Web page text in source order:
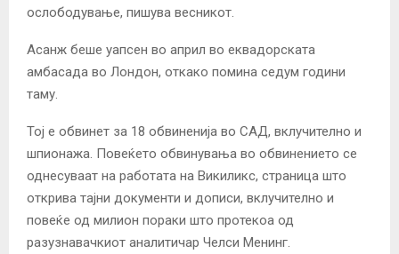
ослободување, пишува весникот.
Асанж беше уапсен во април во еквадорската
амбасада во Лондон, откако помина седум години
таму.
Тој е обвинет за 18 обвиненија во САД, вклучително и
шпионажа. Повеќето обвинувања во обвинението се
однесуваат на работата на Викиликс, страница што
открива тајни документи и дописи, вклучително и
повеќе од милион пораки што протекоа од
разузнавачкиот аналитичар Челси Менинг.